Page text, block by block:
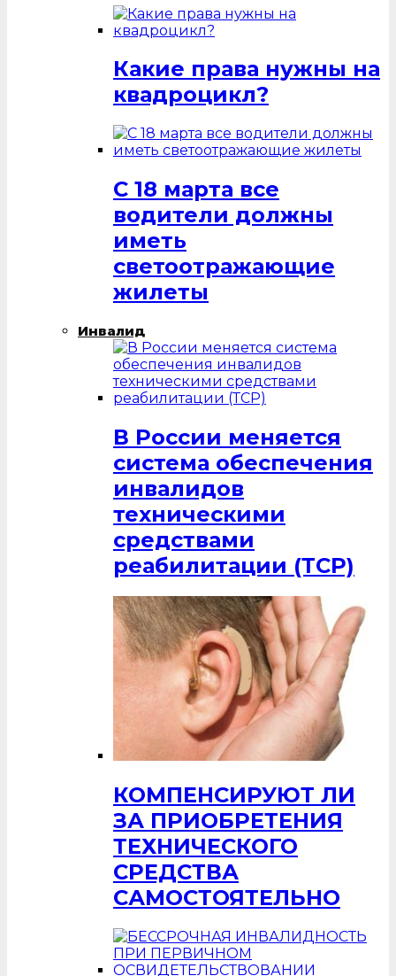
Какие права нужны на
квадроцикл?
С 18 марта все
водители должны
иметь
светоотражающие
жилеты
Инвалид
В России меняется
система обеспечения
инвалидов
техническими
средствами
реабилитации (ТСР)
КОМПЕНСИРУЮТ ЛИ
ЗА ПРИОБРЕТЕНИЯ
ТЕХНИЧЕСКОГО
СРЕДСТВА
САМОСТОЯТЕЛЬНО